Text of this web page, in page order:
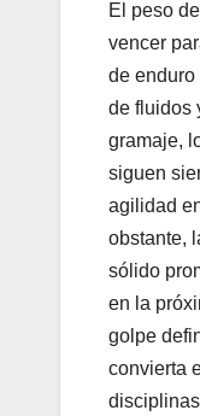
El peso
vencer
de
de fluidos
gramaje,
siguen
agilidad
obstante,
sólido
en la
golpe
convierta